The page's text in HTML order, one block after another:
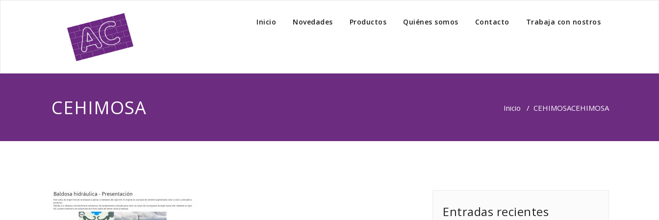
Inicio Novedades Productos Quiénes somos Contacto Trabaja con nostros
CEHIMOSA Inicio / CEHIMOSACEHIMOSA
Entradas recientes